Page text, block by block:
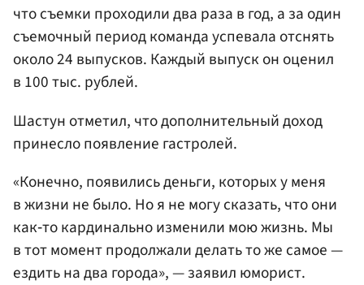
что съемки проходили два раза в год, а за один
съемочный период команда успевала отснять
около 24 выпусков. Каждый выпуск он оценил
в 100 тыс. рублей.
Шастун отметил, что дополнительный доход
принесло появление гастролей.
«Конечно, появились деньги, которых у меня
в жизни не было. Но я не могу сказать, что они
как‑то кардинально изменили мою жизнь. Мы
в тот момент продолжали делать то же самое —
ездить на два города», — заявил юморист.